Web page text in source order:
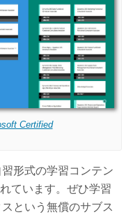
Certified
形式の学習コンテン
ています。ぜひ学習
という無償のサブス